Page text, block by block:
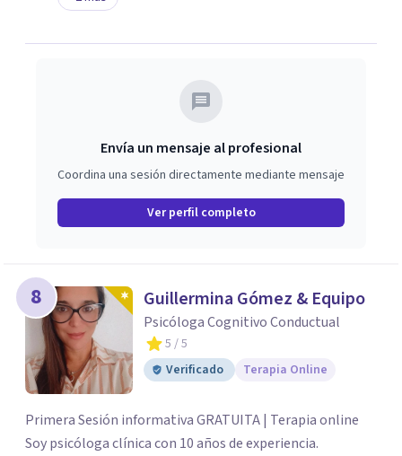
Envía un mensaje al profesional
Coordina una sesión directamente mediante mensaje
Ver perfil completo
8 Guillermina Gómez & Equipo
Psicóloga Cognitivo Conductual
5 / 5
Verificado
Terapia Online
Primera Sesión informativa GRATUITA | Terapia online
Soy psicóloga clínica con 10 años de experiencia.